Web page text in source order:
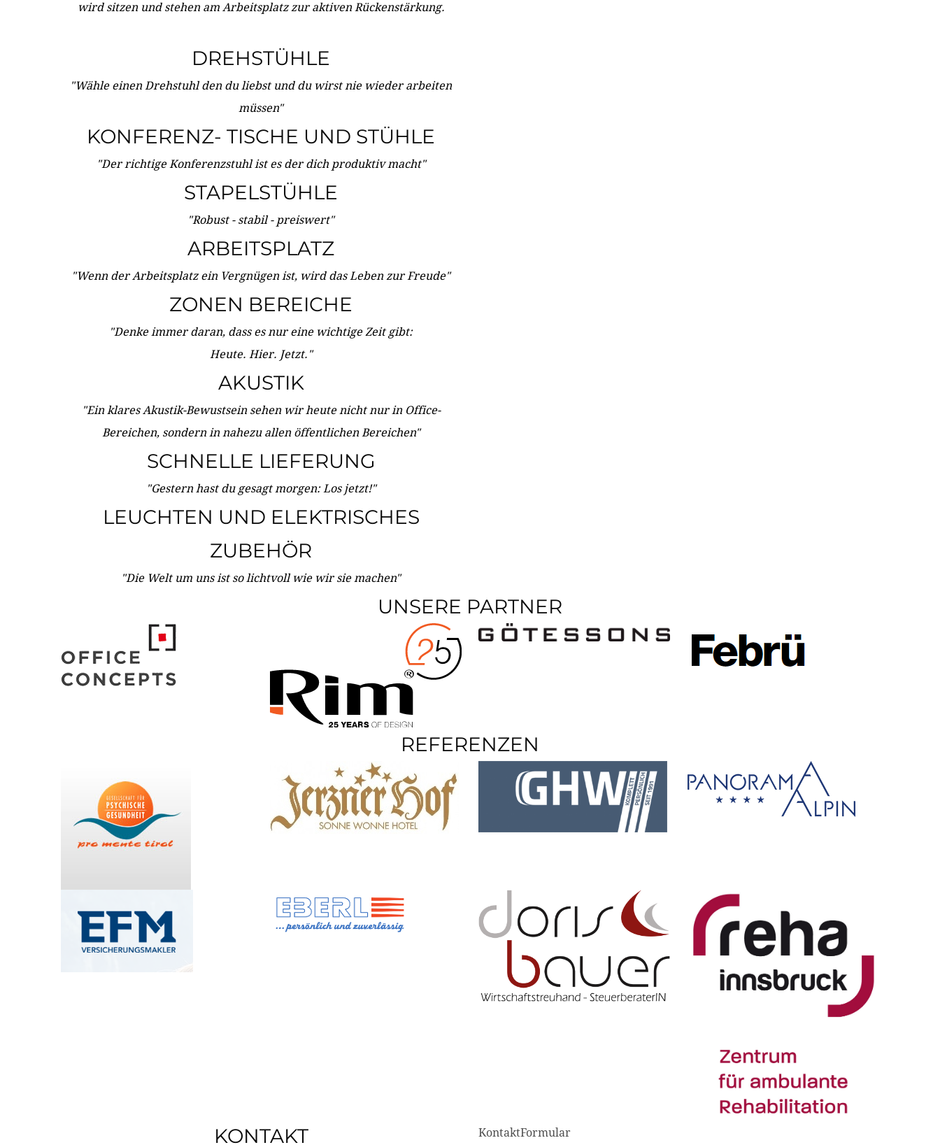
wird sitzen und stehen am Arbeitsplatz zur aktiven Rückenstärkung.
DREHSTÜHLE
"Wähle einen Drehstuhl den du liebst und du wirst nie wieder arbeiten
müssen"
KONFERENZ- TISCHE UND STÜHLE
"Der richtige Konferenzstuhl ist es der dich produktiv macht"
STAPELSTÜHLE
"Robust - stabil - preiswert"
ARBEITSPLATZ
"Wenn der Arbeitsplatz ein Vergnügen ist, wird das Leben zur Freude"
ZONEN BEREICHE
"Denke immer daran, dass es nur eine wichtige Zeit gibt:
Heute. Hier. Jetzt."
AKUSTIK
"Ein klares Akustik-Bewustsein sehen wir heute nicht nur in Office-
Bereichen, sondern in nahezu allen öffentlichen Bereichen"
SCHNELLE LIEFERUNG
"Gestern hast du gesagt morgen: Los jetzt!"
LEUCHTEN UND ELEKTRISCHES
ZUBEHÖR
"Die Welt um uns ist so lichtvoll wie wir sie machen"
UNSERE PARTNER
REFERENZEN
KONTAKT KontaktFormular